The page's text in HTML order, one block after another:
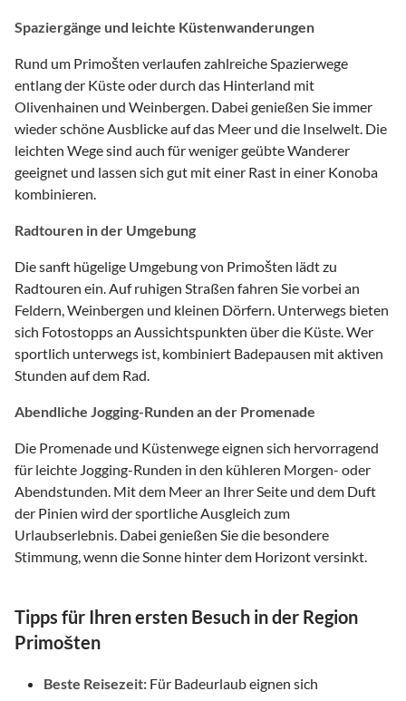
Spaziergänge und leichte Küstenwanderungen
Rund um Primošten verlaufen zahlreiche Spazierwege
entlang der Küste oder durch das Hinterland mit
Olivenhainen und Weinbergen. Dabei genießen Sie immer
wieder schöne Ausblicke auf das Meer und die Inselwelt. Die
leichten Wege sind auch für weniger geübte Wanderer
geeignet und lassen sich gut mit einer Rast in einer Konoba
kombinieren.
Radtouren in der Umgebung
Die sanft hügelige Umgebung von Primošten lädt zu
Radtouren ein. Auf ruhigen Straßen fahren Sie vorbei an
Feldern, Weinbergen und kleinen Dörfern. Unterwegs bieten
sich Fotostopps an Aussichtspunkten über die Küste. Wer
sportlich unterwegs ist, kombiniert Badepausen mit aktiven
Stunden auf dem Rad.
Abendliche Jogging-Runden an der Promenade
Die Promenade und Küstenwege eignen sich hervorragend
für leichte Jogging-Runden in den kühleren Morgen- oder
Abendstunden. Mit dem Meer an Ihrer Seite und dem Duft
der Pinien wird der sportliche Ausgleich zum
Urlaubserlebnis. Dabei genießen Sie die besondere
Stimmung, wenn die Sonne hinter dem Horizont versinkt.
Tipps für Ihren ersten Besuch in der Region
Primošten
Beste Reisezeit: Für Badeurlaub eignen sich